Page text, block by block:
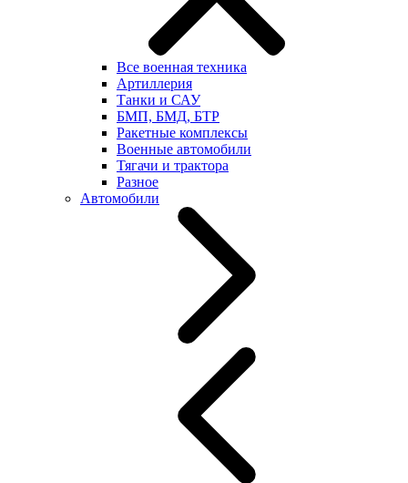
Все военная техника
Артиллерия
Танки и САУ
БМП, БМД, БТР
Ракетные комплексы
Военные автомобили
Тягачи и трактора
Разное
Автомобили